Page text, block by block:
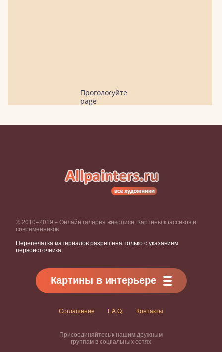
Проголосуйте
page
© 2010–2019 – Онлайн галерея живописи. Картины классиков и
современников
Перепечатка материалов разрешена только с указанием
первоисточника
Картины в интерьере
Соглашение F.A.Q. Контакты
Присоединяйтесь к нашим дружным
группам в социальных сетях